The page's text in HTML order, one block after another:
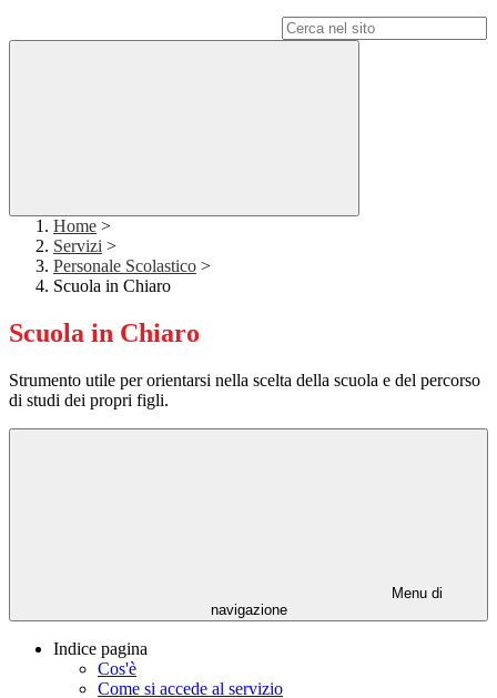
Home >
Servizi >
Personale Scolastico >
Scuola in Chiaro
Scuola in Chiaro
Strumento utile per orientarsi nella scelta della scuola e del percorso
di studi dei propri figli.
Menu di
navigazione
Indice pagina
Cos'è
Come si accede al servizio